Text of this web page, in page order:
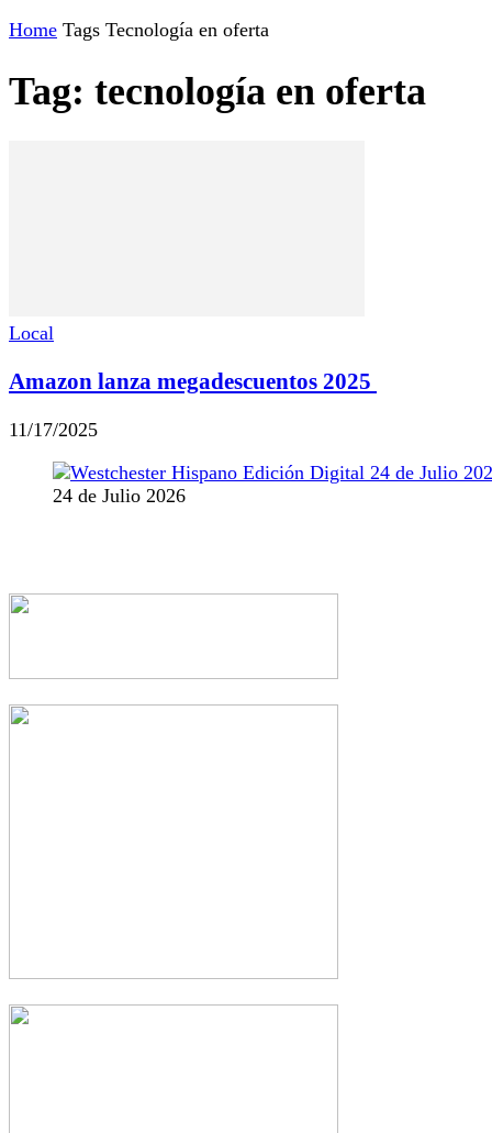
Home Tags Tecnología en oferta
Tag: tecnología en oferta
Local
Amazon lanza megadescuentos 2025
11/17/2025
24 de Julio 2026